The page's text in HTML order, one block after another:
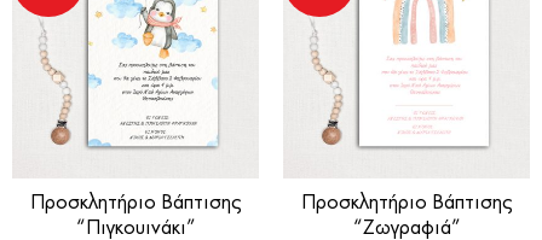
Προσκλητήριο Βάπτισης
“Πιγκουινάκι”
Προσκλητήριο Βάπτισης
“Ζωγραφιά”